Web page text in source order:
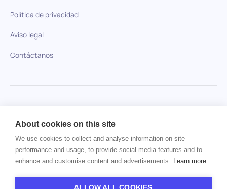
Política de privacidad
Aviso legal
Contáctanos
No se ha encontrado ningún artículo.
About cookies on this site
We use cookies to collect and analyse information on site
performance and usage, to provide social media features and to
enhance and customise content and advertisements. Learn more